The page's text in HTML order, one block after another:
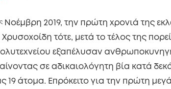
Νοέμβρη 2019, την πρώτη χρονιά της
τότε, μετά το τέλος της
εξαπέλυσαν
σε αδικαιολόγητη βία κατά
άτομα. Επρόκειτο για την πρώτη